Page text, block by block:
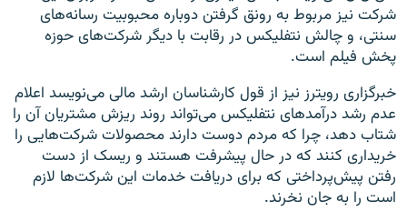
شرکت نیز مربوط به رونق گرفتن دوباره محبوبیت رسانه‌های
سنتی، و چالش نتفلیکس در رقابت با دیگر شرکت‌های حوزه
پخش فیلم است.
خبرگزاری رویترز نیز از قول کارشناسان ارشد مالی می‌نویسد اعلام
عدم رشد درآمدهای نتفلیکس می‌تواند روند ریزش مشتریان آن را
شتاب دهد، چرا که مردم دوست دارند محصولات شرکت‌هایی را
خریداری کنند که در حال پیشرفت هستند و ریسک از دست
رفتن پیش‌پرداختی که برای دریافت خدمات این شرکت‌ها لازم
است را به جان نخرند.